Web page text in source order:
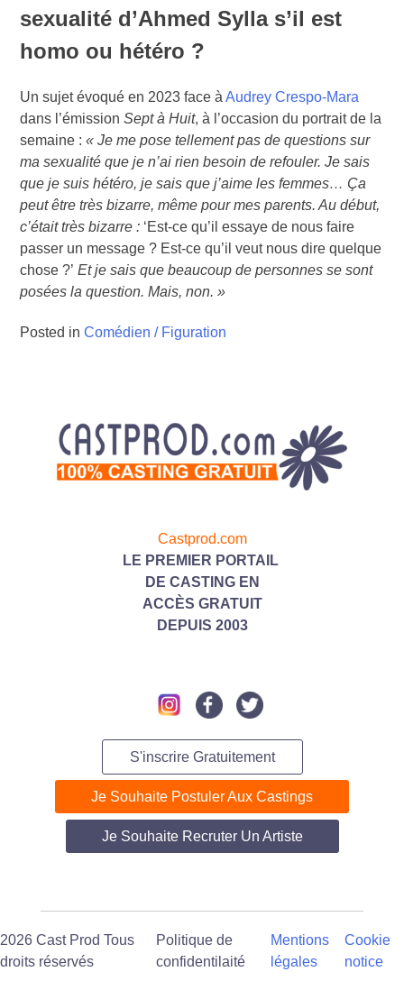
sexualité d’Ahmed Sylla s’il est
homo ou hétéro ?
Un sujet évoqué en 2023 face àAudrey Crespo-Mara
dans l’émissionSept à Huit, à l’occasion du portrait de la
semaine :« Je me pose tellement pas de questions sur
ma sexualité que je n’ai rien besoin de refouler. Je sais
que je suis hétéro, je sais que j’aime les femmes… Ça
peut être très bizarre, même pour mes parents. Au début,
c’était très bizarre : ‘Est-ce qu’il essaye de nous faire
passer un message ? Est-ce qu’il veut nous dire quelque
chose ?’ Et je sais que beaucoup de personnes se sont
posées la question. Mais, non. »
Posted inComédien / Figuration
Castprod.com
LE PREMIER PORTAIL
DE CASTING EN
ACC ÈS GRATUIT
DEPUIS 2003
S'inscrire Gratuitement
Je Souhaite Postuler Aux Castings
Je Souhaite Recruter Un Artiste
2026 Cast Prod Tous
droits réservés
Politique de
confidentilaité
Mentions
légales
Cookie
notice